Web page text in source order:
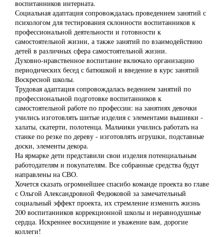
воспитанников интерната.
Социальная адаптация сопровождалась проведением занятий с
психологом для тестирования склонности воспитанников к
профессиональной деятельности и готовности к
самостоятельной жизни, а также занятий по взаимодействию
детей в различных сфера самостоятельной жизни.
Духовно-нравственное воспитание включало организацию
периодических бесед с батюшкой и введение в курс занятий
Воскресной школы.
Трудовая адаптация сопровождалась ведением занятий по
профессиональной подготовке воспитанников к
самостоятельной работе по профессии: на занятиях девочки
учились изготовлять шитые изделия с элементами вышивки -
халаты, скатерти, полотенца. Мальчики учились работать на
станке по резке по дереву - изготовлять игрушки, подставные
доски, элементы декора.
На ярмарке дети представили свои изделия потенциальным
работодателям и покупателям. Все собранные средства будут
направлены на СВО.
Хочется сказать огромнейшее спасибо команде проекта во главе
с Ольгой Александровной Федюковой за замечательный
социальный эффект проекта, их стремление изменить жизнь
200 воспитанников коррекционной школы и неравнодушные
сердца. Искреннее восхищение и уважение вам, дорогие
коллеги!